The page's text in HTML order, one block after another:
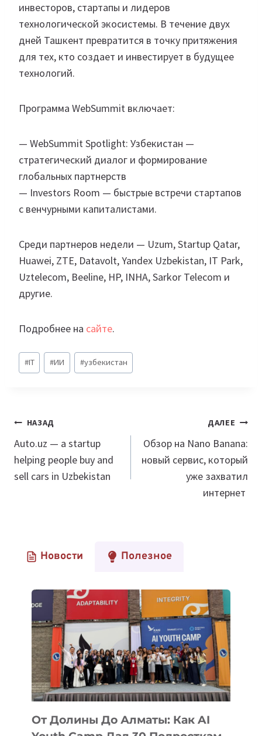
инвесторов, стартапы и лидеров
технологической экосистемы. В течение двух
дней Ташкент превратится в точку притяжения
для тех, кто создает и инвестирует в будущее
технологий.
Программа WebSummit включает:
— WebSummit Spotlight: Узбекистан —
стратегический диалог и формирование
глобальных партнерств
— Investors Room — быстрые встречи стартапов
с венчурными капиталистами.
Среди партнеров недели — Uzum, Startup Qatar,
Huawei, ZTE, Datavolt, Yandex Uzbekistan, IT Park,
Uztelecom, Beeline, HP, INHA, Sarkor Telecom и
другие.
Подробнее на сайте.
Метки
записи:
#IT #ИИ #узбекистан
Навигация
по
записям
НАЗАД
Auto.uz — a startup
helping people buy and
sell cars in Uzbekistan
ДАЛЕЕ
Обзор на Nano Banana:
новый сервис, который
уже захватил
интернет
Новости Полезное
От Долины До Алматы: Как AI